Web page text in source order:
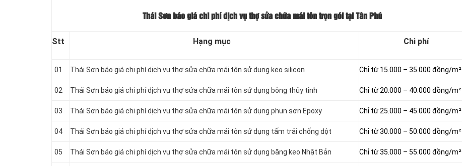
Thái Sơn báo giá chi phí dịch vụ thợ sửa chữa mái tôn trọn gói tại Tân Phú
Stt Hạng mục Chi phí
01 Thái Sơn báo giá chi phí dịch vụ thợ sửa chữa mái tôn sử dụng keo silicon Chỉ từ 15.000 – 35.000 đồng/m²
02 Thái Sơn báo giá chi phí dịch vụ thợ sửa chữa mái tôn sử dụng bông thủy tinh Chỉ từ 20.000 – 40.000 đồng/m²
03 Thái Sơn báo giá chi phí dịch vụ thợ sửa chữa mái tôn sử dụng phun sơn Epoxy Chỉ từ 25.000 – 45.000 đồng/m²
04 Thái Sơn báo giá chi phí dịch vụ thợ sửa chữa mái tôn sử dụng tấm trải chống dột Chỉ từ 30.000 – 50.000 đồng/m²
05 Thái Sơn báo giá chi phí dịch vụ thợ sửa chữa mái tôn sử dụng băng keo Nhật Bản Chỉ từ 35.000 – 55.000 đồng/m²